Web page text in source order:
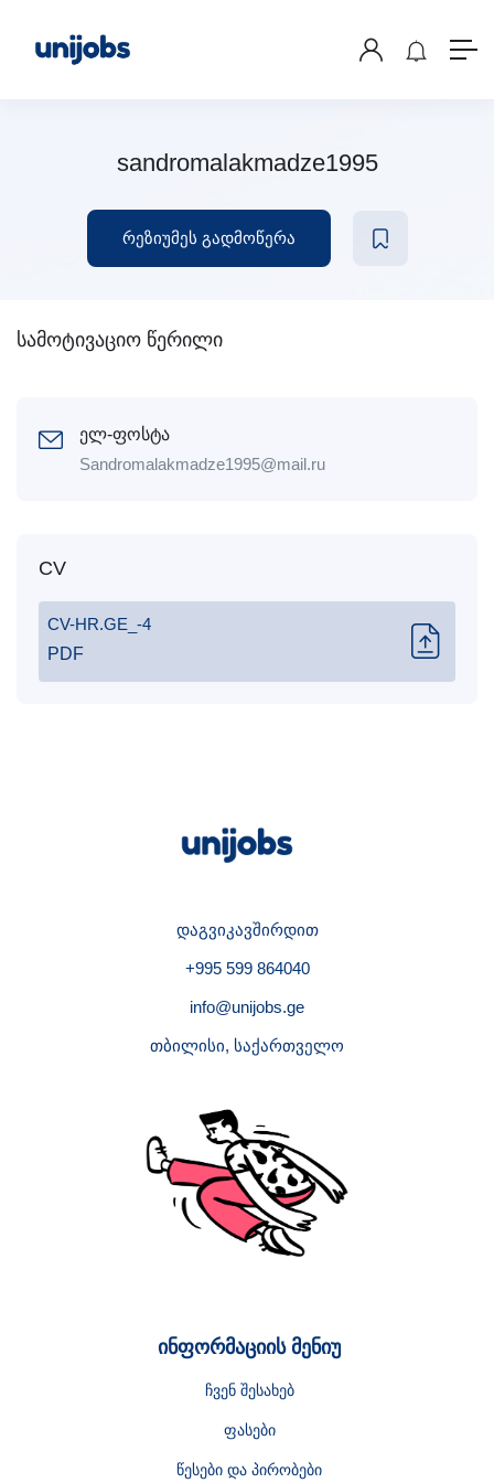
sandromalakmadze1995
რეზიუმეს გადმოწერა
სამოტივაციო წერილი
ელ-ფოსტა
Sandromalakmadze1995@mail.ru
CV
CV-HR.GE_-4
PDF
დაგვიკავშირდით
+995 599 864040
info@unijobs.ge
თბილისი, საქართველო
ინფორმაციის მენიუ
ჩვენ შესახებ
ფასები
წესები და პირობები